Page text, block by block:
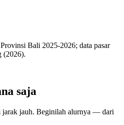
Bali 2025-2026; data pasar
(2026).
saja
jarak jauh. Beginilah alurnya — dari